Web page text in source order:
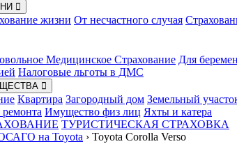
жизни От несчастного случая
Медицинское Страхование Для
Налоговые льготы в ДМС
Квартира Загородный дом Земельный
Имущество физ лиц Яхты и катера
ТУРИСТИЧЕСКАЯ СТРАХОВКА
на Toyota › Toyota Corolla Verso